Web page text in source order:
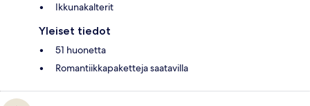
Ikkunakalterit
Yleiset tiedot
51 huonetta
Romantiikkapaketteja saatavilla